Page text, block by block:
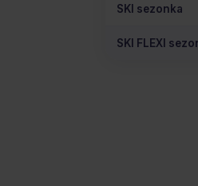
SKI sezonka
SKI FLEXI